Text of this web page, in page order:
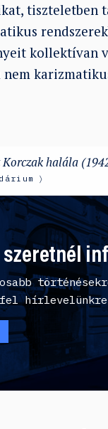
tiszteletben
kollektívan
Korczak halála